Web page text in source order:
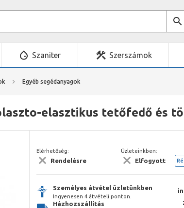
Szaniter Szerszámok
Egyéb segédanyagok
elasztikus tetőfedő és
Elérhetőség:
Rendelésre
Üzleteinkben:
Elfogyott
Személyes átvétel üzletünkben
Ingyenesen 4 átvételi ponton.
Házhozszállítás